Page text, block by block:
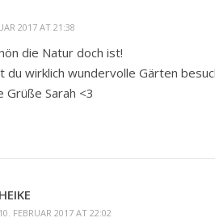
2017 AT 21:38
die Natur doch ist!
du wirklich wundervolle Gärten
Grüße Sarah <3
HEIKE
10. FEBRUAR 2017 AT 22:02